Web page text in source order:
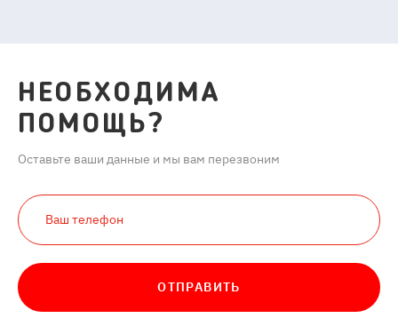
НЕОБХОДИМА
ПОМОЩЬ?
Оставьте ваши данные и мы вам перезвоним
ОТПРАВИТЬ